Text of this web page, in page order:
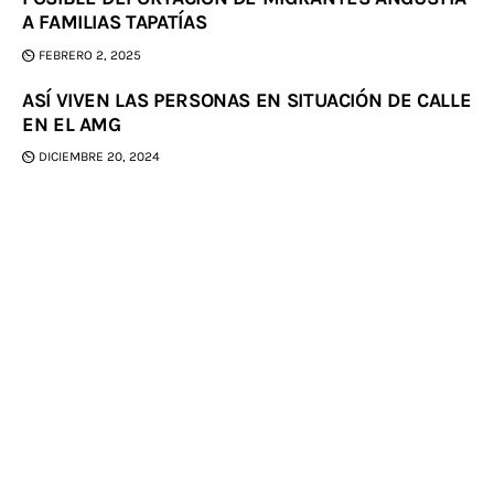
A FAMILIAS TAPATÍAS
FEBRERO 2, 2025
ASÍ VIVEN LAS PERSONAS EN SITUACIÓN DE CALLE
EN EL AMG
DICIEMBRE 20, 2024